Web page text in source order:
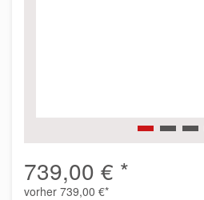
739,00 € *
vorher 739,00 €*